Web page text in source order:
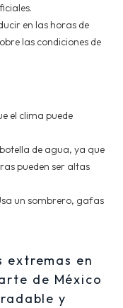
en las horas de
las condiciones de
el clima puede
de agua, ya que
pueden ser altas
un sombrero, gafas
extremas en
de México
y